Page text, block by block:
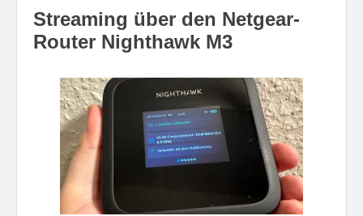
Streaming über den Netgear-
Router Nighthawk M3